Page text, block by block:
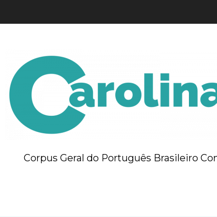
Corpus Geral do Português Brasileiro